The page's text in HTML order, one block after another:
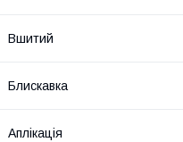
Вшитий
Блискавка
Аплікація